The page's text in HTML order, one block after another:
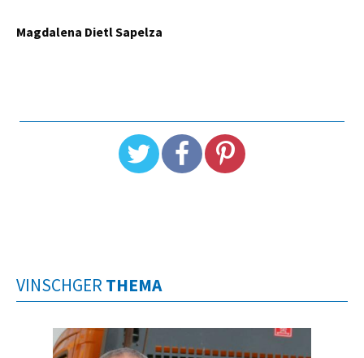
Magdalena Dietl Sapelza
VINSCHGER THEMA